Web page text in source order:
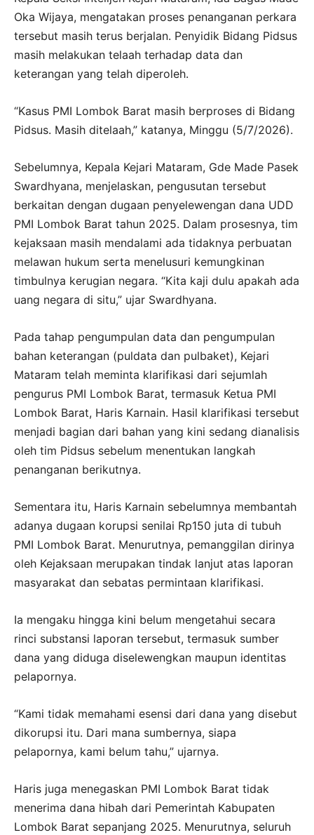
Oka Wijaya, mengatakan proses penanganan perkara
tersebut masih terus berjalan. Penyidik Bidang Pidsus
masih melakukan telaah terhadap data dan
keterangan yang telah diperoleh.
“Kasus PMI Lombok Barat masih berproses di Bidang
Pidsus. Masih ditelaah,” katanya, Minggu (5/7/2026).
Sebelumnya, Kepala Kejari Mataram, Gde Made Pasek
Swardhyana, menjelaskan, pengusutan tersebut
berkaitan dengan dugaan penyelewengan dana UDD
PMI Lombok Barat tahun 2025. Dalam prosesnya, tim
kejaksaan masih mendalami ada tidaknya perbuatan
melawan hukum serta menelusuri kemungkinan
timbulnya kerugian negara. “Kita kaji dulu apakah ada
uang negara di situ,” ujar Swardhyana.
Pada tahap pengumpulan data dan pengumpulan
bahan keterangan (puldata dan pulbaket), Kejari
Mataram telah meminta klarifikasi dari sejumlah
pengurus PMI Lombok Barat, termasuk Ketua PMI
Lombok Barat, Haris Karnain. Hasil klarifikasi tersebut
menjadi bagian dari bahan yang kini sedang dianalisis
oleh tim Pidsus sebelum menentukan langkah
penanganan berikutnya.
Sementara itu, Haris Karnain sebelumnya membantah
adanya dugaan korupsi senilai Rp150 juta di tubuh
PMI Lombok Barat. Menurutnya, pemanggilan dirinya
oleh Kejaksaan merupakan tindak lanjut atas laporan
masyarakat dan sebatas permintaan klarifikasi.
Ia mengaku hingga kini belum mengetahui secara
rinci substansi laporan tersebut, termasuk sumber
dana yang diduga diselewengkan maupun identitas
pelapornya.
“Kami tidak memahami esensi dari dana yang disebut
dikorupsi itu. Dari mana sumbernya, siapa
pelapornya, kami belum tahu,” ujarnya.
Haris juga menegaskan PMI Lombok Barat tidak
menerima dana hibah dari Pemerintah Kabupaten
Lombok Barat sepanjang 2025. Menurutnya, seluruh